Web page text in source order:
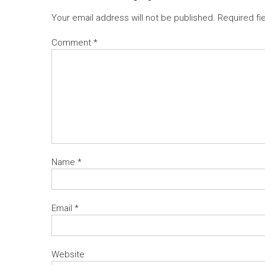
Your email address will not be published. Required
Comment *
Name *
Email *
Website